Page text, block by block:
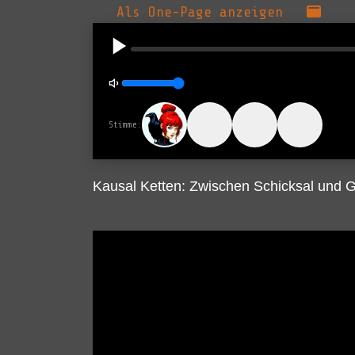
Als One-Page anzeigen
Stimme:
Kausal Ketten: Zwischen Schicksal und